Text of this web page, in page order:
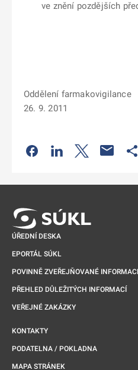
ve znění pozdějších
Oddělení farmakovigilance
26. 9. 2011
Odkaz se otevře na
Odkaz seOdkaz se
ÚŘEDNÍ DESKA
EPORTÁL SÚKL
POVINNĚ ZVEŘEJŇOVANÉ
PŘEHLED DŮLEŽITÝCH INFORMACÍ
VEŘEJNÉ ZAKÁZKY
KONTAKTY
PODATELNA / POKLADNA
MAPA STRÁNEK